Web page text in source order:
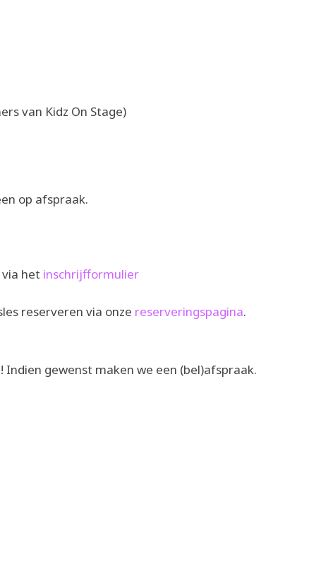
van Kidz On Stage)
op afspraak.
het inschrijfformulier
reserveren via onze reserveringspagina.
! Indien gewenst maken we een (bel)afspraak.